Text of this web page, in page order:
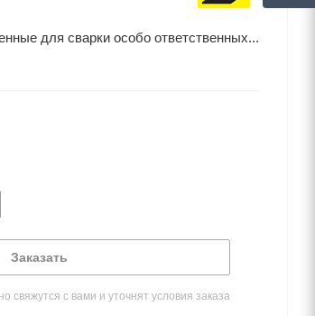
для сварки особо ответственных...
Заказать
с вами и уточнят условия заказа